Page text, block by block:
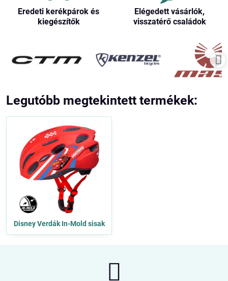
Eredeti kerékpárok és
kiegészítők
Elégedett vásárlók,
visszatérő családok
Legutóbb megtekintett termékek:
Disney Verdák In-Mold sisak